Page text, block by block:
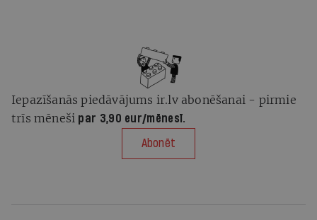
Iepazīšanās piedāvājums ir.lv abonēšanai - pirmie
trīs mēneši par 3,90 eur/mēnesī.
Abonēt